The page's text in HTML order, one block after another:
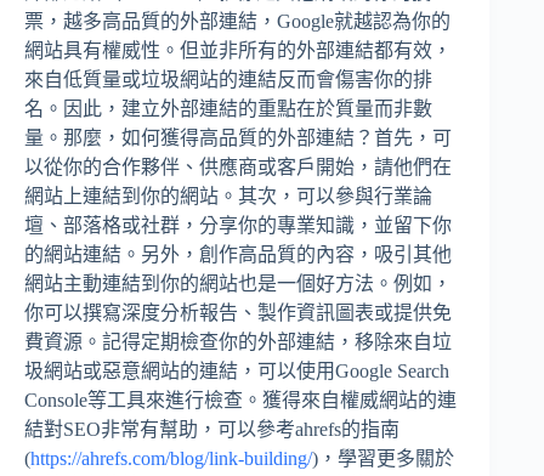
票，越多高品質的外部連結，Google就越認為你的
網站具有權威性。但並非所有的外部連結都有效，
來自低質量或垃圾網站的連結反而會傷害你的排
名。因此，建立外部連結的重點在於質量而非數
量。那麼，如何獲得高品質的外部連結？首先，可
以從你的合作夥伴、供應商或客戶開始，請他們在
網站上連結到你的網站。其次，可以參與行業論
壇、部落格或社群，分享你的專業知識，並留下你
的網站連結。另外，創作高品質的內容，吸引其他
網站主動連結到你的網站也是一個好方法。例如，
你可以撰寫深度分析報告、製作資訊圖表或提供免
費資源。記得定期檢查你的外部連結，移除來自垃
圾網站或惡意網站的連結，可以使用Google Search
Console等工具來進行檢查。獲得來自權威網站的連
結對SEO非常有幫助，可以參考ahrefs的指南
(https://ahrefs.com/blog/link-building/)，學習更多關於